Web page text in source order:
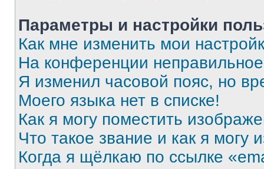
Параметры и настройки
Как мне изменить мои
На конференции
Я изменил часовой пояс, но
Моего языка нет в списке!
Как я могу поместить
Что такое звание и как я могу
Когда я щёлкаю по ссылке